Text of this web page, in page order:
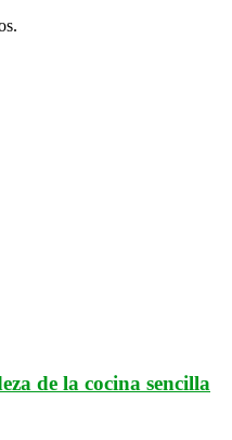
de la cocina sencilla